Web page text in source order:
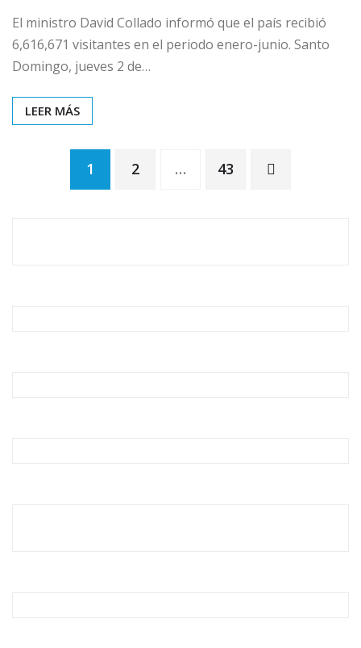
El ministro David Collado informó que el país recibió
6,616,671 visitantes en el periodo enero-junio. Santo
Domingo, jueves 2 de…
LEER MÁS
1 2 … 43